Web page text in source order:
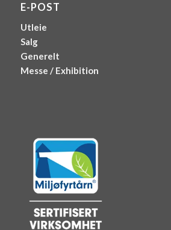
E-POST
Utleie
Salg
Generelt
Messe / Exhibition